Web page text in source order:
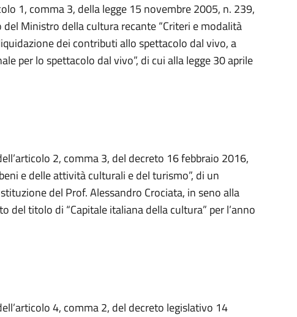
1, comma 3, della legge 15 novembre 2005, n. 239,
Ministro della cultura recante “Criteri e modalità
dei contributi allo spettacolo dal vivo, a
per lo spettacolo dal vivo”, di cui alla legge 30 aprile
2, comma 3, del decreto 16 febbraio 2016,
e delle attività culturali e del turismo”, di un
del Prof. Alessandro Crociata, in seno alla
del titolo di “Capitale italiana della cultura” per l’anno
4, comma 2, del decreto legislativo 14